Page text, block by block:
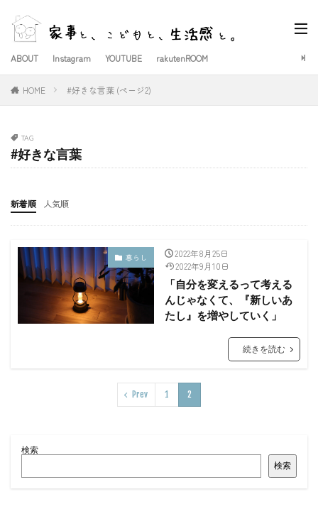
ABOUT Instagram YOUTUBE rakutenROOM
HOME #好きな言葉 (ページ2)
TAG
#好きな言葉
新着順 人気順
暮らし
2022年8月25日
2022年9月10日
「自分を変えるって考える
んじゃなくて、『新しいあ
たし』を増やしていく」
続きを読む
Prev 1 2
検索
検索